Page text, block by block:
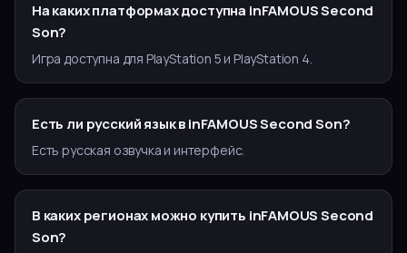
На каких платформах доступна inFAMOUS Second
Son?
Игра доступна для PlayStation 5 и PlayStation 4.
Есть ли русский язык в inFAMOUS Second Son?
Есть русская озвучка и интерфейс.
В каких регионах можно купить inFAMOUS Second
Son?